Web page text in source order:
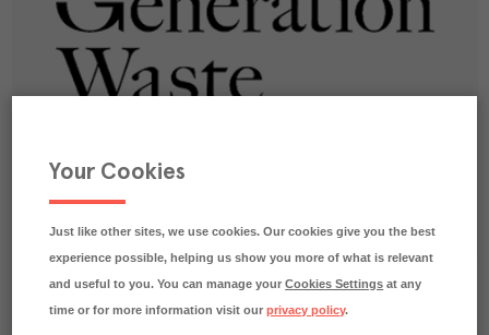
Your Cookies
Just like other sites, we use cookies. Our cookies give you the best
experience possible, helping us show you more of what is relevant
and useful to you. You can manage yourCookies Settings at any
time or for more information visit ourprivacy policy.